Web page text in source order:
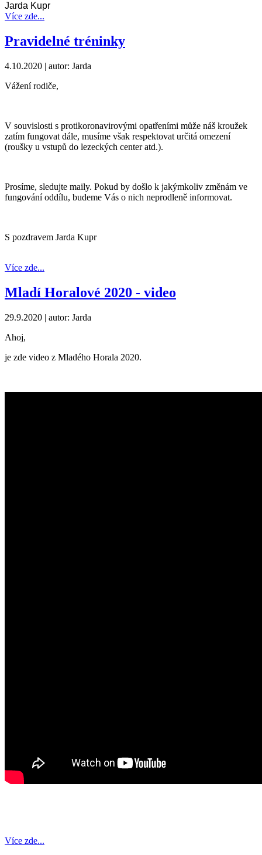
Jarda Kupr
Více zde...
Pravidelné tréninky
4.10.2020 | autor: Jarda
Vážení rodiče,
V souvislosti s protikoronavirovými opatřeními může náš kroužek
zatím fungovat dále, musíme však respektovat určitá omezení
(roušky u vstupů do lezeckých center atd.).
Prosíme, sledujte maily. Pokud by došlo k jakýmkoliv změnám ve
fungování oddílu, budeme Vás o nich neprodleně informovat.
S pozdravem Jarda Kupr
Více zde...
Mladí Horalové 2020 - video
29.9.2020 | autor: Jarda
Ahoj,
je zde video z Mladého Horala 2020.
Více zde...